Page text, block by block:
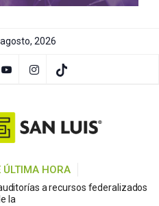
2026
ÚLTIMA HORA
a recursos federalizados
la